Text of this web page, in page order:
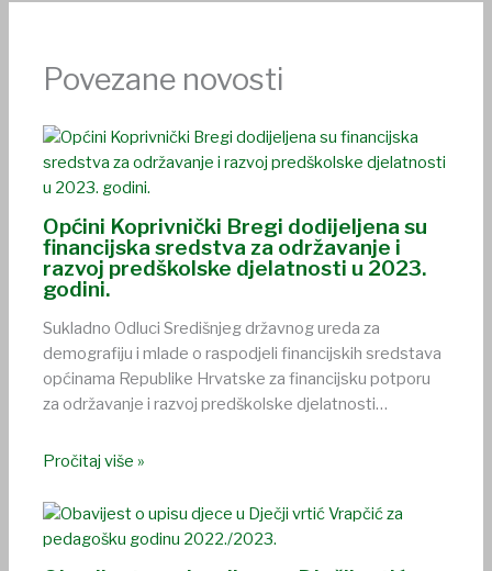
Povezane novosti
Općini Koprivnički Bregi dodijeljena su
financijska sredstva za održavanje i
razvoj predškolske djelatnosti u 2023.
godini.
Sukladno Odluci Središnjeg državnog ureda za
demografiju i mlade o raspodjeli financijskih sredstava
općinama Republike Hrvatske za financijsku potporu
za održavanje i razvoj predškolske djelatnosti…
Pročitaj više »